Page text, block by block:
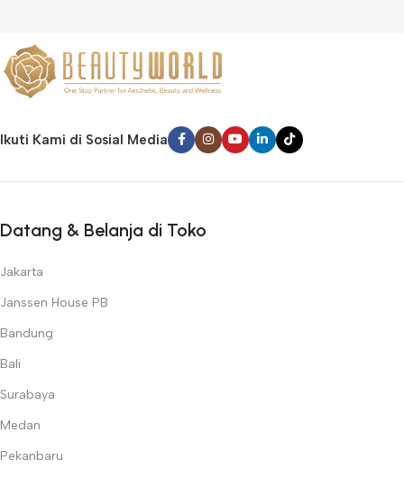
Ikuti Kami di Sosial Media
Datang & Belanja di Toko
Jakarta
Janssen House PB
Bandung
Bali
Surabaya
Medan
Pekanbaru